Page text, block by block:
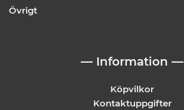
Övrigt
— Information —
Köpvilkor
Kontaktuppgifter